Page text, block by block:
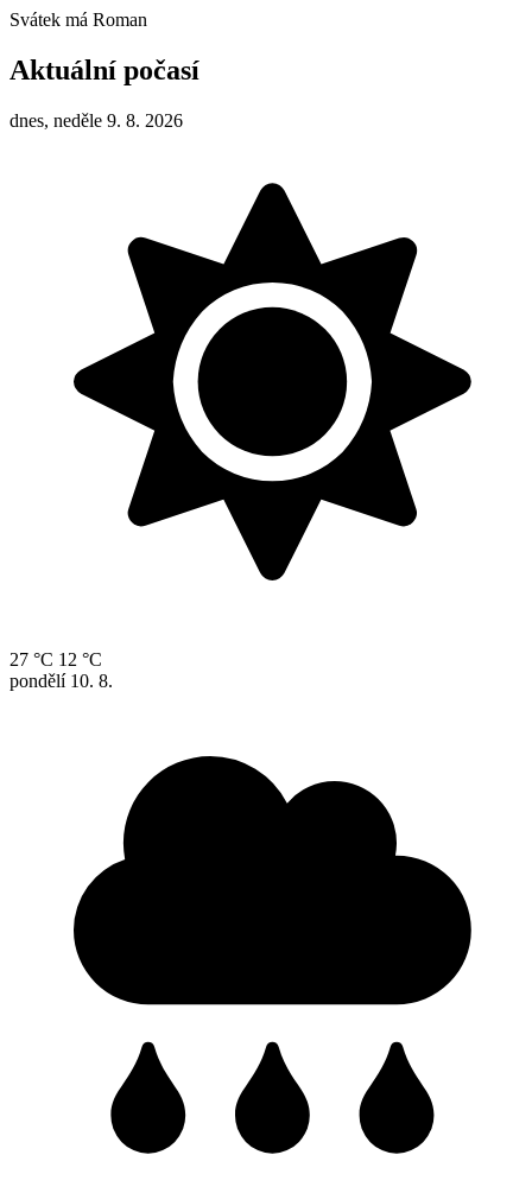
Svátek má Roman
Aktuální počasí
dnes, neděle 9. 8. 2026
27 °C 12 °C
pondělí 10. 8.